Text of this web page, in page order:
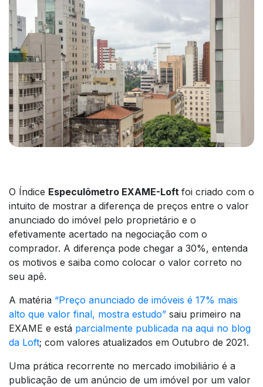
O Índice Especulômetro EXAME-Loft foi criado com o
intuito de mostrar a diferença de preços entre o valor
anunciado do imóvel pelo proprietário e o
efetivamente acertado na negociação com o
comprador. A diferença pode chegar a 30%, entenda
os motivos e saiba como colocar o valor correto no
seu apê.
A matéria “Preço anunciado de imóveis é 17% mais
alto que valor final, mostra estudo” saiu primeiro na
EXAME e está parcialmente publicada na aqui no blog
da Loft; com valores atualizados em Outubro de 2021.
Uma prática recorrente no mercado imobiliário é a
publicação de um anúncio de um imóvel por um valor